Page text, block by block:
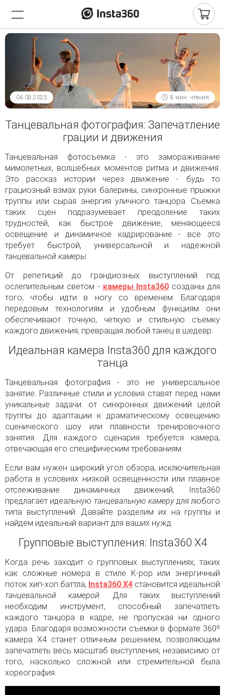
04.08.2025 8 мин. чтения
Танцевальная фотография: Запечатление
грации и движения
Танцевальная фотосъемка - это замораживание
мимолетных, волшебных моментов ритма и движения.
Это рассказ истории через движение - будь то
грациозный взмах руки балерины, синхронные прыжки
труппы или сырая энергия уличного танцора. Съемка
таких сцен подразумевает преодоление таких
трудностей, как быстрое движение, меняющееся
освещение и динамичное кадрирование - все это
требует быстрой, универсальной и надежной
танцевальной камеры.
От репетиций до грандиозных выступлений под
ослепительным светом - камеры Insta360 созданы для
того, чтобы идти в ногу со временем. Благодаря
передовым технологиям и удобным функциям они
обеспечивают точную, четкую и стильную съемку
каждого движения, превращая любой танец в шедевр.
Идеальная камера Insta360 для каждого
танца
Танцевальная фотография - это не универсальное
занятие. Различные стили и условия ставят перед нами
уникальные задачи: от синхронных движений целой
труппы до адаптации к драматическому освещению
сценического шоу или плавности тренировочного
занятия. Для каждого сценария требуется камера,
отвечающая его специфическим требованиям.
Если вам нужен широкий угол обзора, исключительная
работа в условиях низкой освещенности или плавное
отслеживание динамичных движений, Insta360
предлагает идеальную танцевальную камерудля любого
типа выступлений. Давайте разделим их на группы и
найдем идеальный вариант для ваших нужд.
Групповые выступления: Insta360 X4
Когда речь заходит о групповых выступлениях, таких
как сложные номера в стиле K-pop или энергичный
поток хип-хоп баттла, Insta360 X4 становится идеальной
танцевальной камерой. Для таких выступлений
необходим инструмент, способный запечатлеть
каждого танцора в кадре, не пропуская ни одного
удара. Благодаря возможности съемки в формате 360º
камера X4 станет отличным решением, позволяющим
запечатлеть весь масштаб выступления, независимо от
того, насколько сложной или стремительной была
хореография.